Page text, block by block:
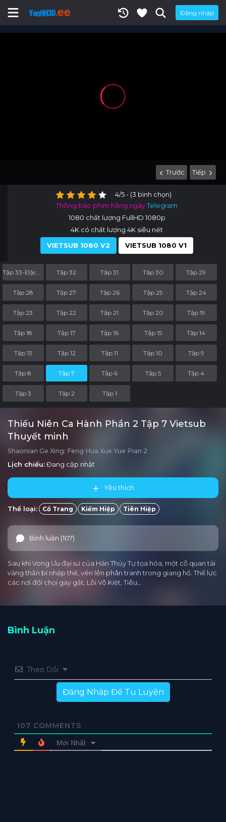
Đăng nhập
Trước Tiếp
4/5 - (3 bình chọn)
Thông báo phim hằng ngàyTelegram
1080 chất lượng FullHD 1080p
4K có chất lượng 4K siêu nét
VIETSUB 1080 V2
VIETSUB 1080 V1
Tập 32 Tập 31 Tập 30 Tập 29
Tập 28 Tập 27 Tập 26 Tập 25 Tập 24
Tập 23 Tập 22 Tập 21 Tập 20 Tập 19
Tập 18 Tập 17 Tập 16 Tập 15 Tập 14
Tập 13 Tập 12 Tập 11 Tập 10 Tập 9
Tập 8 Tập 7 Tập 6 Tập 5 Tập 4
Tập 3 Tập 2 Tập 1
Thiếu Niên Ca Hành Phần 2 Tập 7 Vietsub
Thuyết minh
Shaonian Ge Xing: Feng Hua Xue Yue Pian 2
Lịch chiếu:Đang cập nhật
Yêu thích
Thể loại: Cổ Trang Kiếm Hiệp Tiên Hiệp
Bình luận (107)
Sau khi Vong Ưu đại sư của Hàn Thủy Tự tọa hóa, một cỗ quan tài
vàng thần bí nhập thế, vén lên phân tranh trong giang hồ. Thế lực
các nơi đối chọi gay gắt, Lôi Vô Kiệt, Tiêu…
Bình Luận
Theo Dõi
Đăng Nhập Để Tu Luyện
107 COMMENTS
Mới Nhất